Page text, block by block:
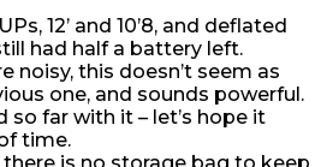
12’ and 10’8, and deflated
had half a battery left.
noisy, this doesn’t seem as
one, and sounds powerful.
so far with it – let’s hope it
time.